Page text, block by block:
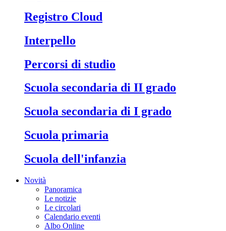
Registro Cloud
Interpello
Percorsi di studio
Scuola secondaria di II grado
Scuola secondaria di I grado
Scuola primaria
Scuola dell'infanzia
Novità
Panoramica
Le notizie
Le circolari
Calendario eventi
Albo Online